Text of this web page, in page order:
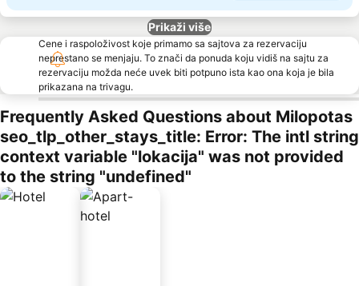
Prikaži više
Cene i raspoloživost koje primamo sa sajtova za rezervaciju
neprestano se menjaju. To znači da ponuda koju vidiš na sajtu za
rezervaciju možda neće uvek biti potpuno ista kao ona koja je bila
prikazana na trivagu.
Frequently Asked Questions about Milopotas
seo_tlp_other_stays_title: Error: The intl string
context variable "lokacija" was not provided
to the string "undefined"